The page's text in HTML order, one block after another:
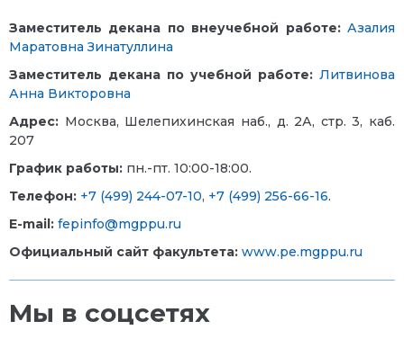
Заместитель декана по внеучебной работе:Азалия
Маратовна Зинатуллина
Заместитель декана по учебной работе: Литвинова
Анна Викторовна
Адрес: Москва, Шелепихинская наб., д. 2А, стр. 3, каб.
207
График работы: пн.-пт. 10:00-18:00.
Телефон: +7 (499) 244-07-10, +7 (499) 256-66-16.
E-mail: fepinfo@mgppu.ru
Официальный сайт факультета: www.pe.mgppu.ru
Мы в соцсетях